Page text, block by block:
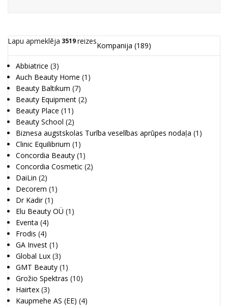
Lapu apmeklēja 3519reizesKompanija (189)
Abbiatrice (3)
Auch Beauty Home (1)
Beauty Baltikum (7)
Beauty Equipment (2)
Beauty Place (11)
Beauty School (2)
Biznesa augstskolas Turība veselības aprūpes nodaļa (1)
Clinic Equilibrium (1)
Concordia Beauty (1)
Concordia Cosmetic (2)
DaiLin (2)
Decorem (1)
Dr Kadir (1)
Elu Beauty OÜ (1)
Eventa (4)
Frodis (4)
GA Invest (1)
Global Lux (3)
GMT Beauty (1)
Grožio Spektras (10)
Hairtex (3)
Kaupmehe AS (EE) (4)